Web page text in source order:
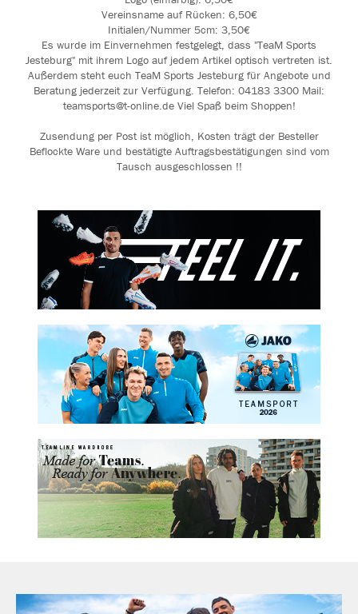
Vereinsname auf Rücken: 6,50€
Initialen/Nummer 5cm: 3,50€
Es wurde im Einvernehmen festgelegt, dass "TeaM Sports
Jesteburg" mit ihrem Logo auf jedem Artikel optisch vertreten ist.
Außerdem steht euch TeaM Sports Jesteburg für Angebote und
Beratung jederzeit zur Verfügung. Telefon: 04183 3300 Mail:
teamsports@t-online.de Viel Spaß beim Shoppen!
Zusendung per Post ist möglich, Kosten trägt der Besteller
Beflockte Ware und bestätigte Auftragsbestätigungen sind vom
Tausch ausgeschlossen !!